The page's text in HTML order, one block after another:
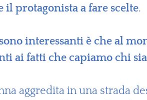
il protagonista a fare scelte.
interessanti è che al
ai fatti che capiamo chi
aggredita in una strada